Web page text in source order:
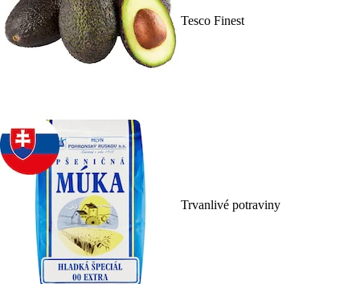
Tesco Finest
Trvanlivé potraviny